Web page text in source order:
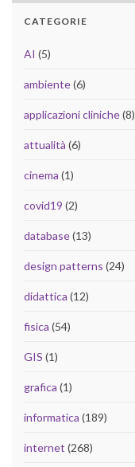
CATEGORIE
AI (5)
ambiente(6)
applicazioni cliniche(8)
attualità (6)
cinema (1)
covid19 (2)
database(13)
design patterns (24)
didattica (12)
fisica (54)
GIS (1)
grafica (1)
informatica (189)
internet (268)